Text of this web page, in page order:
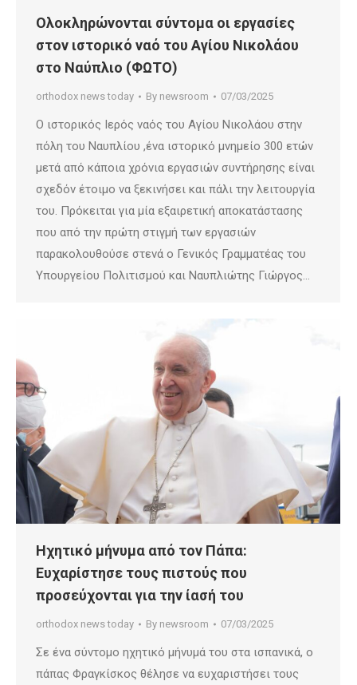
Ολοκληρώνονται σύντομα οι εργασίες
στον ιστορικό ναό του Αγίου Νικολάου
στο Ναύπλιο (ΦΩΤΟ)
orthodox news today By newsroom 07/03/2025
Ο ιστορικός Ιερός ναός του Αγίου Νικολάου στην
πόλη του Ναυπλίου ,ένα ιστορικό μνημείο 300 ετών
μετά από κάποια χρόνια εργασιών συντήρησης είναι
σχεδόν έτοιμο να ξεκινήσει και πάλι την λειτουργία
του. Πρόκειται για μία εξαιρετική αποκατάστασης
που από την πρώτη στιγμή των εργασιών
παρακολουθούσε στενά ο Γενικός Γραμματέας του
Υπουργείου Πολιτισμού και Ναυπλιώτης Γιώργος…
Ηχητικό μήνυμα από τον Πάπα:
Ευχαρίστησε τους πιστούς που
προσεύχονται για την ίασή του
orthodox news today By newsroom 07/03/2025
Σε ένα σύντομο ηχητικό μήνυμά του στα ισπανικά, ο
πάπας Φραγκίσκος θέλησε να ευχαριστήσει τους